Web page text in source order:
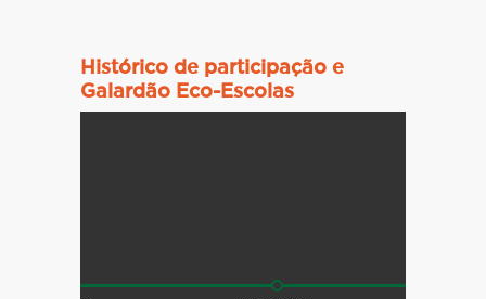
Histórico de participação e
Galardão Eco-Escolas